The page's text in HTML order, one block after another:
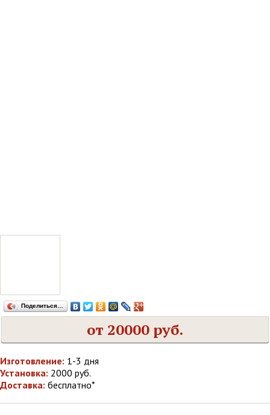
Поделиться…
от 20000 руб.
Изготовление: 1-3 дня
Установка: 2000 руб.
Доставка: бесплатно*